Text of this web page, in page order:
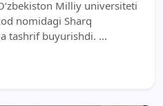
Milliy universiteti
nomidagi Sharq
tashrif buyurishdi. ...